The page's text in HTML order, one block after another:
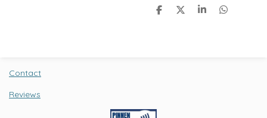
D
D
S
D
Contact
Reviews